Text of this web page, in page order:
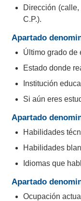
Como
encontrar a
las
privacidad y
En
empleo
Dirección
C.P.).
Apartado
Último grado de
Estado donde
Institución
Si aún eres
Apartado
Habilidades
Habilidades
Idiomas que
Apartado
Ocupación